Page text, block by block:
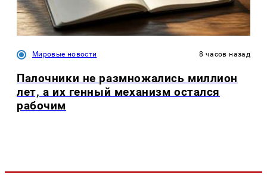
Мировые новости 8 часов назад
Палочники не размножались миллион
лет, а их генный механизм остался
рабочим